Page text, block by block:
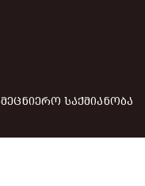
ᲡᲐᲥᲛᲘᲐᲜᲝᲑᲐ